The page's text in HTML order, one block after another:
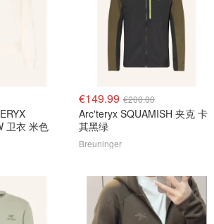
卫衣 米色
€149.99 €200.00
Arc'teryx SQUAMISH 夹克 卡
其黑绿
Breuninger